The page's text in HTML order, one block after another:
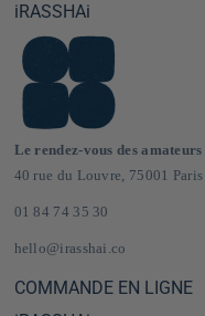
iRASSHAi
Le rendez-vous des
40 rue du Louvre, 75001 Paris
01 84 74 35 30
hello@irasshai.co
COMMANDE EN LIGNE